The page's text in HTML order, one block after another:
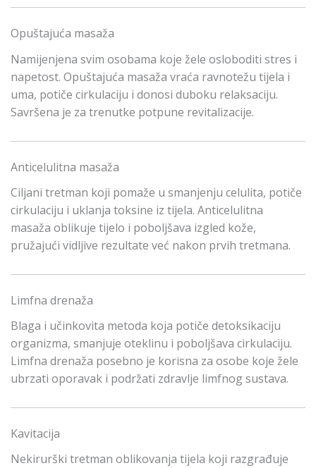
Opuštajuća masaža
Namijenjena svim osobama koje žele osloboditi stres i
napetost. Opuštajuća masaža vraća ravnotežu tijela i
uma, potiče cirkulaciju i donosi duboku relaksaciju.
Savršena je za trenutke potpune revitalizacije.
Anticelulitna masaža
Ciljani tretman koji pomaže u smanjenju celulita, potiče
cirkulaciju i uklanja toksine iz tijela. Anticelulitna
masaža oblikuje tijelo i poboljšava izgled kože,
pružajući vidljive rezultate već nakon prvih tretmana.
Limfna drenaža
Blaga i učinkovita metoda koja potiče detoksikaciju
organizma, smanjuje oteklinu i poboljšava cirkulaciju.
Limfna drenaža posebno je korisna za osobe koje žele
ubrzati oporavak i podržati zdravlje limfnog sustava.
Kavitacija
Nekirurški tretman oblikovanja tijela koji razgrađuje